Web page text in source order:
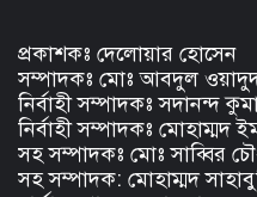
প্রকাশকঃ দেলোয়ার হোসেন
সম্পাদকঃ মোঃ আবদুল
নির্বাহী সম্পাদকঃ সদানন্দ
নির্বাহী সম্পাদকঃ মোহাম্মদ
সহ সম্পাদকঃ মোঃ সাব্বির
সহ সম্পাদক: মোহাম্মদ